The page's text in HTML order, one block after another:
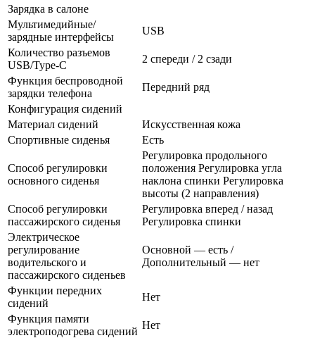
Зарядка в салоне
Мультимедийные/
зарядные интерфейсы
USB
Количество разъемов
USB/Type-C
2 спереди / 2 сзади
Функция беспроводной
зарядки телефона
Передний ряд
Конфигурация сидений
Материал сидений
Искусственная кожа
Спортивные сиденья
Есть
Способ регулировки
основного сиденья
Регулировка продольного
положения Регулировка угла
наклона спинки Регулировка
высоты (2 направления)
Способ регулировки
пассажирского сиденья
Регулировка вперед / назад
Регулировка спинки
Электрическое
регулирование
водительского и
пассажирского сиденьев
Основной — есть /
Дополнительный — нет
Функции передних
сидений
Нет
Функция памяти
электроподогрева сидений
Нет